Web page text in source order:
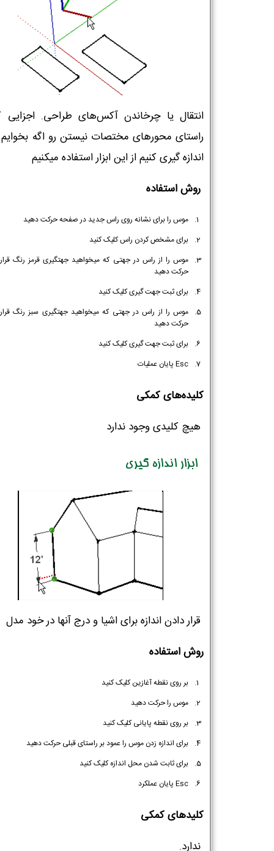
انتقال یا چرخاندن آکس‌های طراحی. اجزایی
راستای محورهای مختصات نیستن رو اگه
اندازه گیری کنیم از این ابزار استفاده میکنیم
روش استفاده
موس را برای نشانه روی راس جدید در صفحه حرکت دهید
برای مشخص کردن راس کلیک کنید
موس را از راس در جهتی که میخواهید جهتگیری قرمز رنگ قرار
حرکت دهید
برای ثبت جهت گیری کلیک کنید
موس را از راس در جهتی که میخواهید جهتگیری سبز رنگ قرار
حرکت دهید
برای ثبت جهت گیری کلیک کنید
Esc پایان عملیات
کلیده‌های کمکی
هیچ کلیدی وجود ندارد
ابزار اندازه گیری
قرار دادن اندازه برای اشیا و درج آنها در خود مدل
روش استفاده
بر روی نقطه آغازین کلیک کنید
موس را حرکت دهید
بر روی نقطه پایانی کلیک کنید
برای اندازه زدن موس را عمود بر راستای قبلی حرکت دهید
برای ثابت شدن محل اندازه کلیک کنید
Esc پایان عملکرد
کلیدهای کمکی
ندارد.